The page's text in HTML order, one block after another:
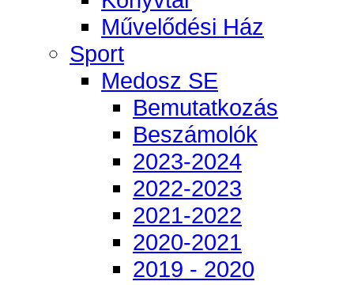
Művelődési Ház
Sport
Medosz SE
Bemutatkozás
Beszámolók
2023-2024
2022-2023
2021-2022
2020-2021
2019 - 2020